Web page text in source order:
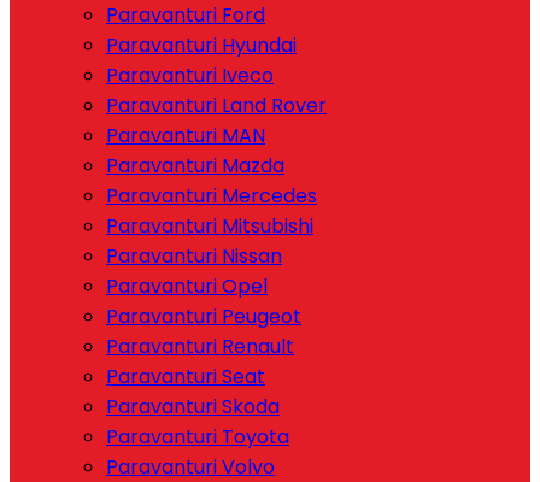
Paravanturi Ford
Paravanturi Hyundai
Paravanturi Iveco
Paravanturi Land Rover
Paravanturi MAN
Paravanturi Mazda
Paravanturi Mercedes
Paravanturi Mitsubishi
Paravanturi Nissan
Paravanturi Opel
Paravanturi Peugeot
Paravanturi Renault
Paravanturi Seat
Paravanturi Skoda
Paravanturi Toyota
Paravanturi Volvo